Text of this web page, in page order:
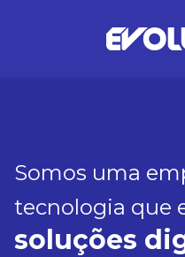
Somos uma
tecnologia que
soluções